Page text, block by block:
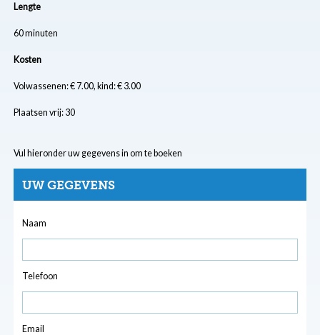
Lengte
60 minuten
Kosten
Volwassenen: € 7.00, kind: € 3.00
Plaatsen vrij: 30
Vul hieronder uw gegevens in om te boeken
UW GEGEVENS
Naam
Telefoon
Email